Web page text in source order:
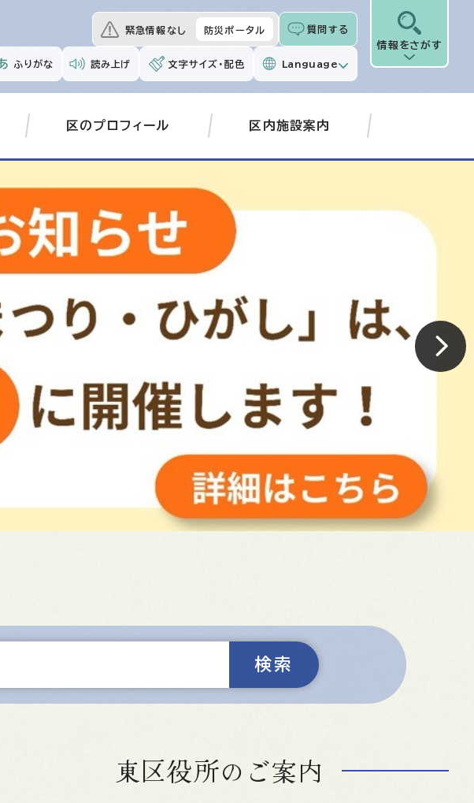
緊急情報なし 防災ポータル 質問する
ふりがな 読み上げ 文字サイズ・配色 Language
情報をさがす
区のプロフィール 区内施設案内
東区役所のご案内